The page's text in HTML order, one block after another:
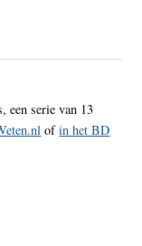
een serie van 13
ofin het BD